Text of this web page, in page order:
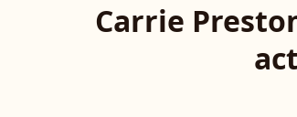
Carrie